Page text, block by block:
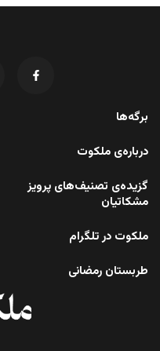
برگه‌ها
درباره‌ی ملکوت
گزیده‌ی تصنیف‌های پرویز
مشکاتیان
ملکوت در تلگرام
طربستان رمضانی